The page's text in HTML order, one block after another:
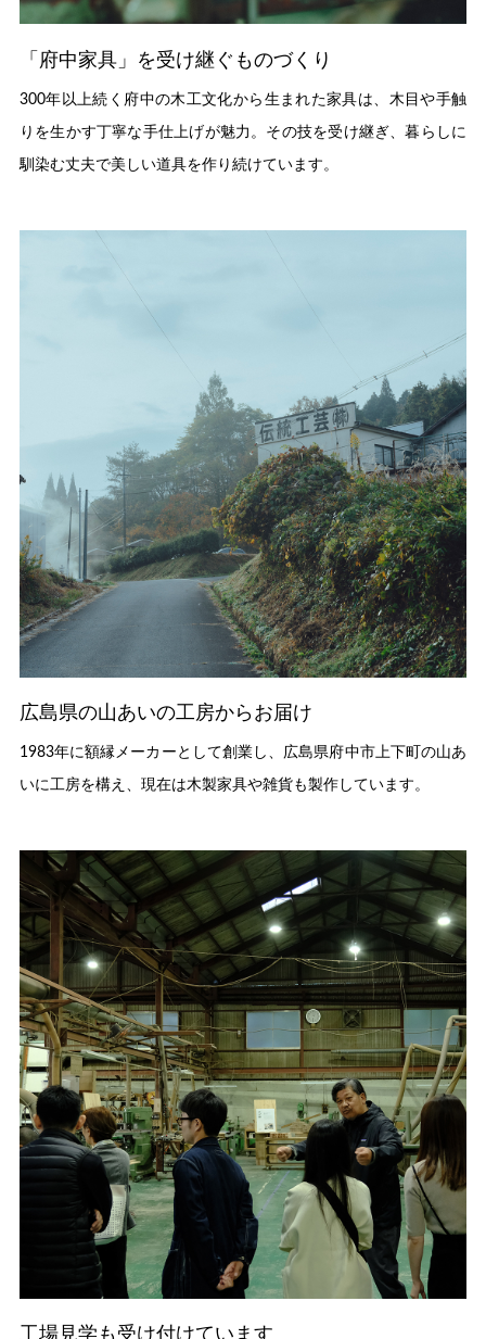
「府中家具」を受け継ぐものづくり
300年以上続く府中の木工文化から生まれた家具は、木目や手触
りを生かす丁寧な手仕上げが魅力。その技を受け継ぎ、暮らしに
馴染む丈夫で美しい道具を作り続けています。
広島県の山あいの工房からお届け
1983年に額縁メーカーとして創業し、広島県府中市上下町の山あ
いに工房を構え、現在は木製家具や雑貨も製作しています。
工場見学も受け付けています